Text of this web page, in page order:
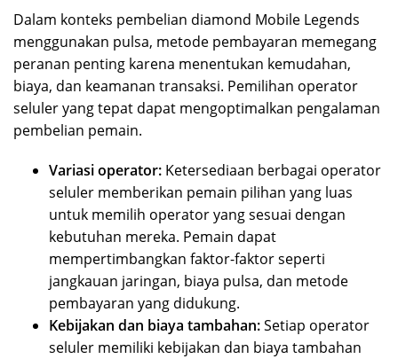
Dalam konteks pembelian diamond Mobile Legends
menggunakan pulsa, metode pembayaran memegang
peranan penting karena menentukan kemudahan,
biaya, dan keamanan transaksi. Pemilihan operator
seluler yang tepat dapat mengoptimalkan pengalaman
pembelian pemain.
Variasi operator: Ketersediaan berbagai operator
seluler memberikan pemain pilihan yang luas
untuk memilih operator yang sesuai dengan
kebutuhan mereka. Pemain dapat
mempertimbangkan faktor-faktor seperti
jangkauan jaringan, biaya pulsa, dan metode
pembayaran yang didukung.
Kebijakan dan biaya tambahan:Setiap operator
seluler memiliki kebijakan dan biaya tambahan